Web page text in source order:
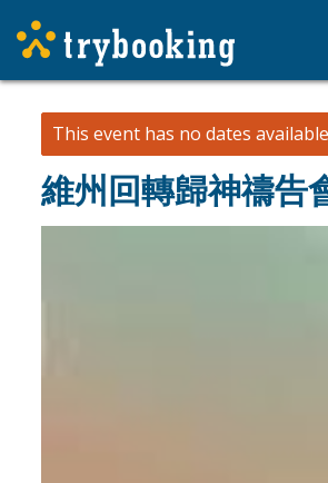
This event has no dates
維州回轉歸神禱告